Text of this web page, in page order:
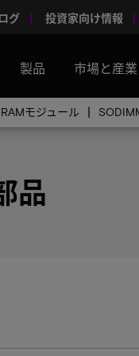
グ 投資家向け情報
製品 市場と産業
モジュール
品